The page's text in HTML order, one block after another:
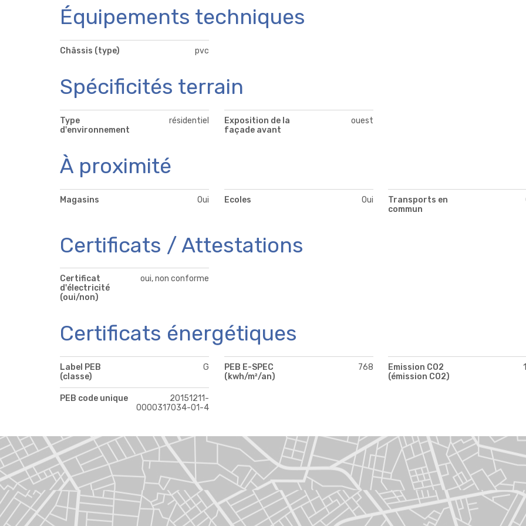
Équipements techniques
Châssis (type) pvc
Spécificités terrain
Type
d'environnement
résidentiel
Exposition de la
façade avant
ouest
À proximité
Magasins Oui Ecoles Oui
Transports en
commun
Certificats / Attestations
Certificat
d'électricité
(oui/non)
oui, non conforme
Certificats énergétiques
Label PEB
(classe)
G
PEB E-SPEC
(kwh/m²/an)
768
Emission CO2
(émission CO2)
PEB code unique
20151211-
0000317034-01-4